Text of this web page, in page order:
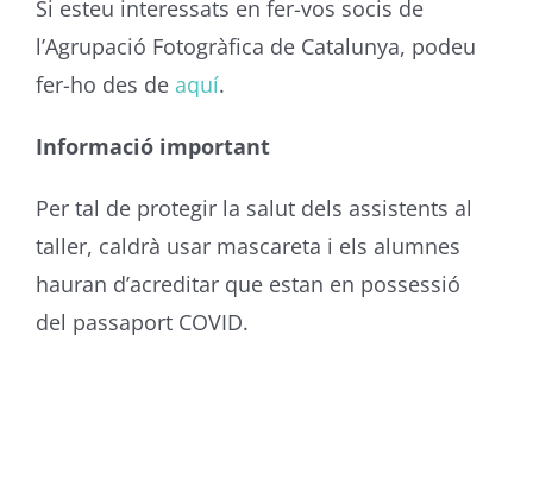
Si esteu interessats en fer-vos socis de
l’Agrupació Fotogràfica de Catalunya, podeu
fer-ho des de aquí.
Informació important
Per tal de protegir la salut dels assistents al
taller, caldrà usar mascareta i els alumnes
hauran d’acreditar que estan en possessió
del passaport COVID.